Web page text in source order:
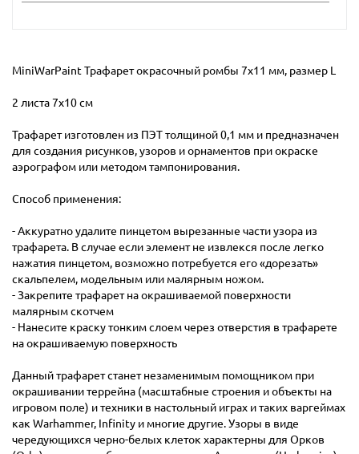
MiniWarPaint Трафарет окрасочный ромбы 7х11 мм, размер L
2 листа 7х10 см
Трафарет изготовлен из ПЭТ толщиной 0,1 мм и предназначен
для создания рисунков, узоров и орнаментов при окраске
аэрографом или методом тампонирования.
Способ применения:
- Аккуратно удалите пинцетом вырезанные части узора из
трафарета. В случае если элемент не извлекся после легко
нажатия пинцетом, возможно потребуется его «дорезать»
скальпелем, модельным или малярным ножом.
- Закрепите трафарет на окрашиваемой поверхности
малярным скотчем
- Нанесите краску тонким слоем через отверстия в трафарете
на окрашиваемую поверхность
Данный трафарет станет незаменимым помощником при
окрашивании террейна (масштабные строения и объекты на
игровом поле) и техники в настольный играх и таких варгеймах
как Warhammer, Infinity и многие другие. Узоры в виде
чередующихся черно-белых клеток характерны для Орков